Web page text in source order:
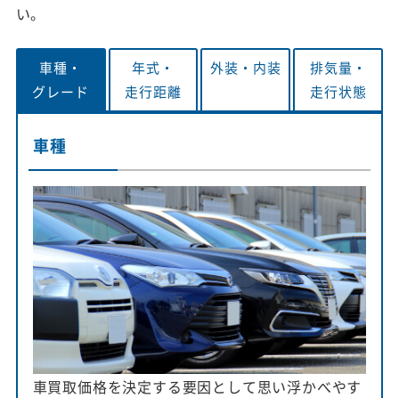
い。
車種・
グレード
年式・
走行距離
外装・ 内装
排気量・
走行状態
車種
車買取価格を決定する要因として思い浮かべやす